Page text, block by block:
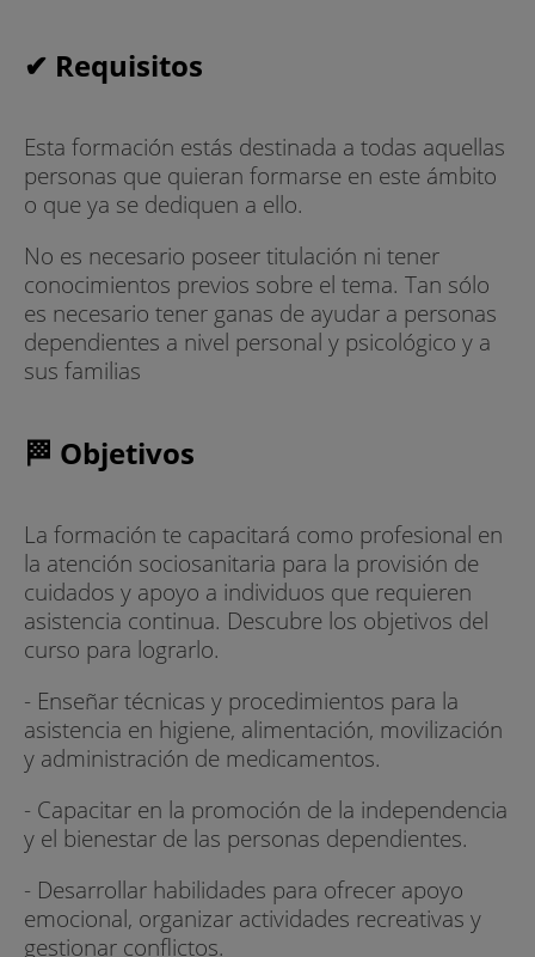
✔ Requisitos
Esta formación estás destinada a todas aquellas
personas que quieran formarse en este ámbito
o que ya se dediquen a ello.
No es necesario poseer titulación ni tener
conocimientos previos sobre el tema. Tan sólo
es necesario tener ganas de ayudar a personas
dependientes a nivel personal y psicológico y a
sus familias
🏁 Objetivos
La formación te capacitará como profesional en
la atención sociosanitaria para la provisión de
cuidados y apoyo a individuos que requieren
asistencia continua. Descubre los objetivos del
curso para lograrlo.
- Enseñar técnicas y procedimientos para la
asistencia en higiene, alimentación, movilización
y administración de medicamentos.
- Capacitar en la promoción de la independencia
y el bienestar de las personas dependientes.
- Desarrollar habilidades para ofrecer apoyo
emocional, organizar actividades recreativas y
gestionar conflictos.